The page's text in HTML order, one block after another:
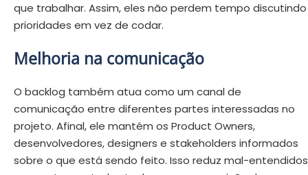
que trabalhar. Assim, eles não perdem tempo discutindo
prioridades em vez de codar.
Melhoria na comunicação
O backlog também atua como um canal de
comunicação entre diferentes partes interessadas no
projeto. Afinal, ele mantém os Product Owners,
desenvolvedores, designers e stakeholders informados
sobre o que está sendo feito. Isso reduz mal-entendidos